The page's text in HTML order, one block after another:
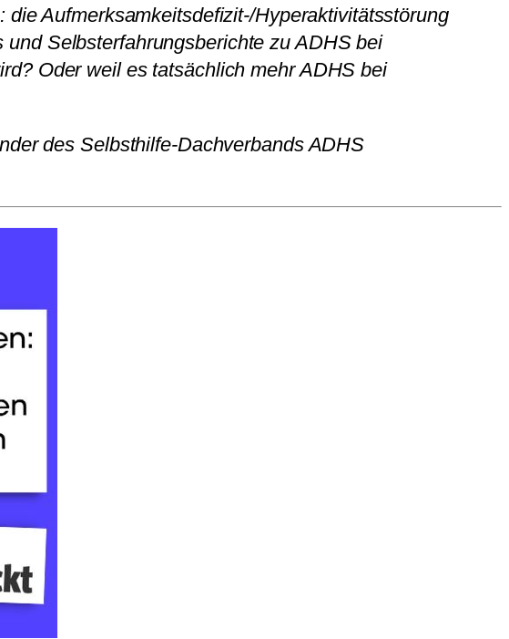
Aufmerksamkeitsdefizit-/Hyperaktivitätsstörung
Selbsterfahrungsberichte zu ADHS bei
Oder weil es tatsächlich mehr ADHS bei
des Selbsthilfe-Dachverbands ADHS